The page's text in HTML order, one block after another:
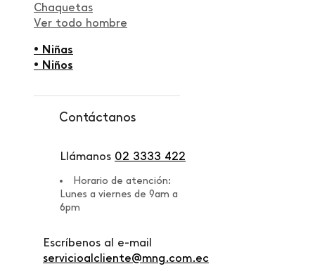
Chaquetas
Ver todo hombre
• Niñas
• Niños
Contáctanos
Llámanos 02 3333 422
Horario de atención:
Lunes a viernes de 9am a
6pm
Escríbenos al e-mail
servicioalcliente@mng.com.ec